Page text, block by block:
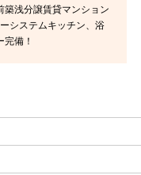
浅分譲賃貸マンション
システムキッチン、浴
備！